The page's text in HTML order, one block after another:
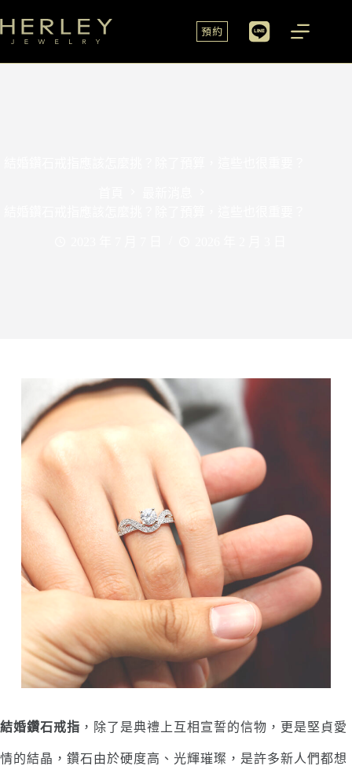
預約
結婚鑽石戒指 ，除了是典禮上互相宣誓的信物，更是堅貞愛
情的結晶，鑽石由於硬度高、光輝璀璨，是許多新人們都想